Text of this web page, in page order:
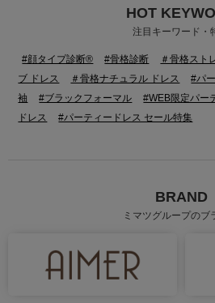
HOT
注目キーワード・
#顔タイプ診断® #骨格診断 ＃骨格スト
ブ ドレス
＃骨格ナチュラル ドレス #パ
袖
#ブラックフォーマル #WEB限定パー
ドレス
#パーティードレス セール特集
BRAND
ミマツグループのブ